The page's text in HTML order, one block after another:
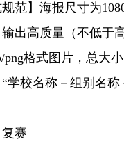
】海报尺寸为
出高质量（不低于
png格式图片，总大小
学校名称－组别名
赛